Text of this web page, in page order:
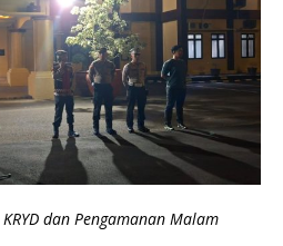
dan Pengamanan Malam